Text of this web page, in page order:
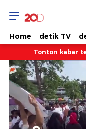
Home detik TV
Tonton kabar